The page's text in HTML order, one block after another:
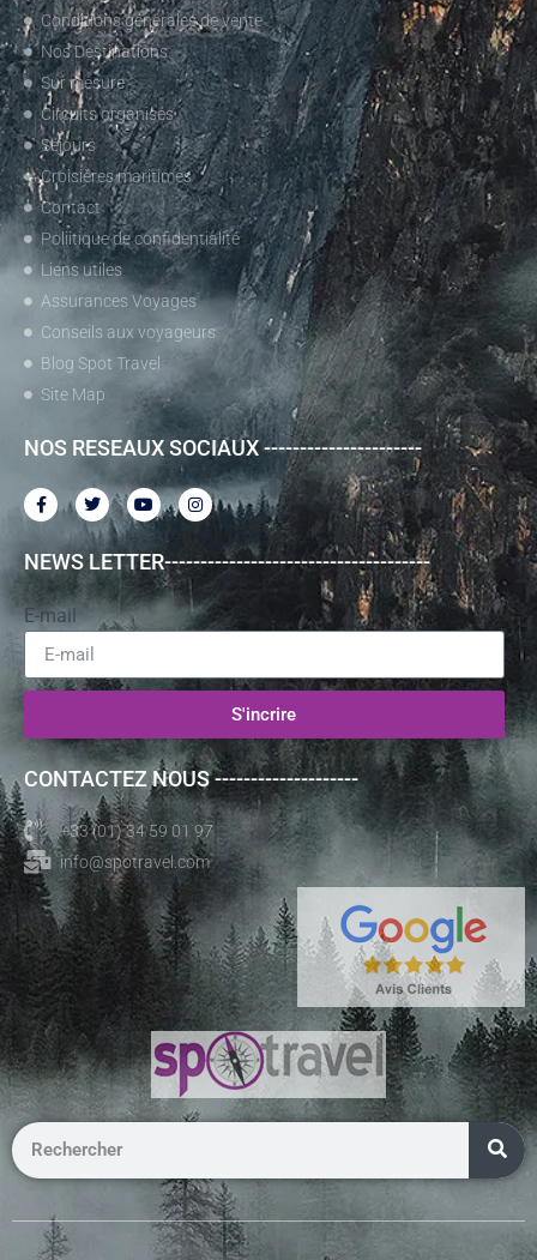
Conditions générales de vente
Nos Destinations
Sur mesure
Circuits organisés
Séjours
Croisières maritimes
Contact
Poliitique de confidentialité
Liens utiles
Assurances Voyages
Conseils aux voyageurs
Blog Spot Travel
Site Map
NOS RESEAUX SOCIAUX ----------------------
NEWS LETTER-------------------------------------
E-mail
S'incrire
CONTACTEZ NOUS --------------------
+33 (01) 34 59 01 97
info@spotravel.com